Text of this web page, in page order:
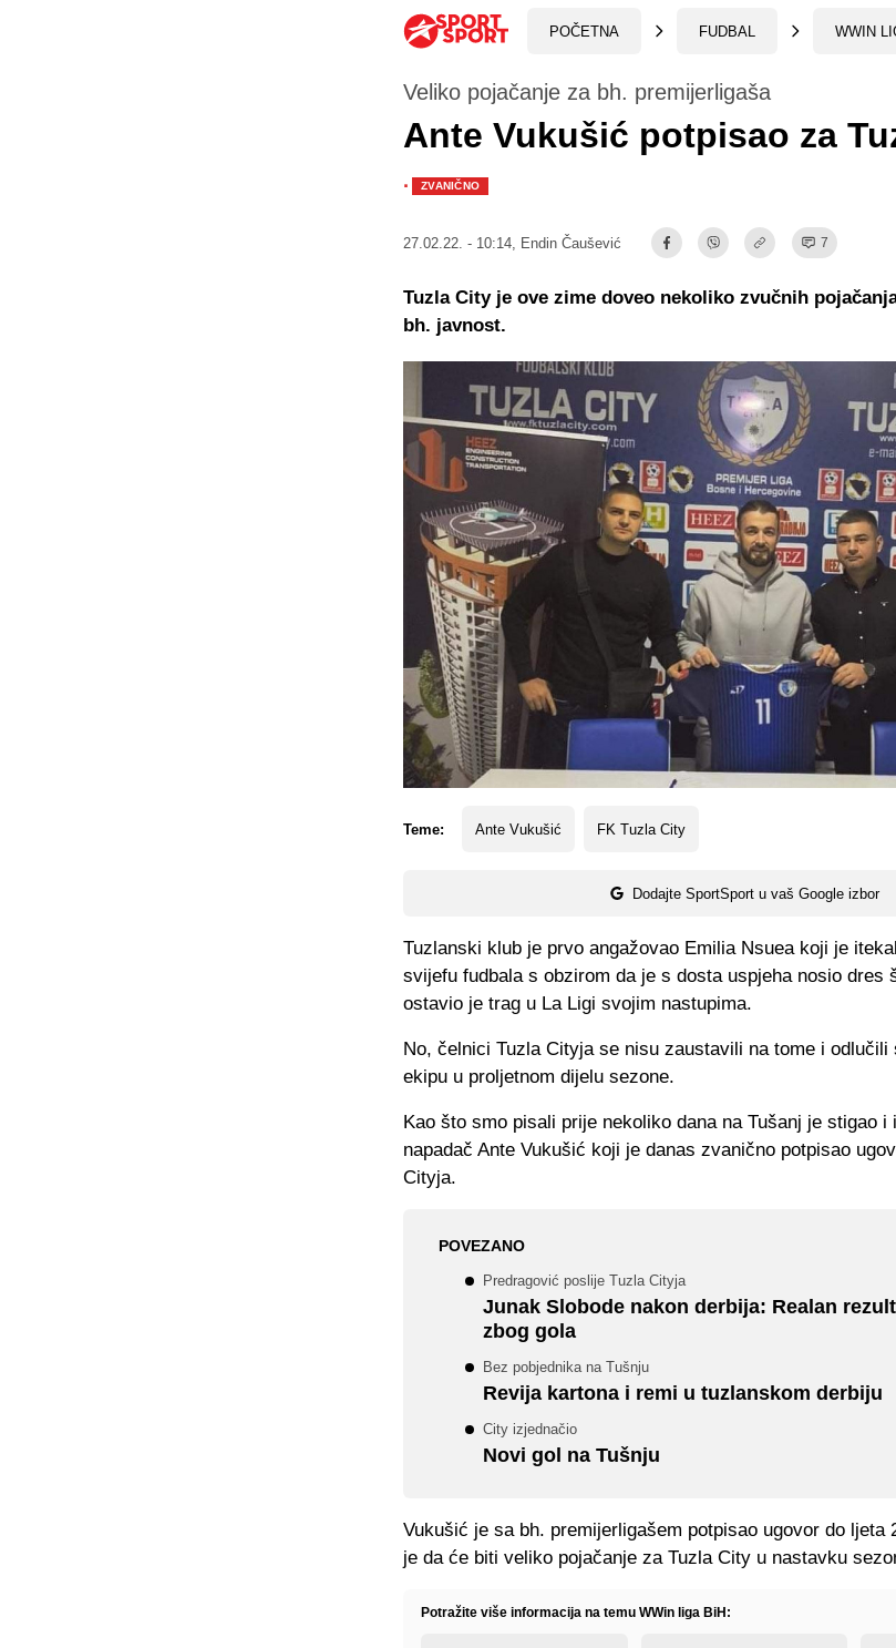
POČETNA FUDBAL WWIN
Veliko pojačanje za bh. premijerligaša
Ante Vukušić potpisao za
· ZVANIČNO
27.02.22. - 10:14, Endin Čaušević 7
Teme: Ante Vukušić FK Tuzla City
Dodajte SportSport u vaš Google izbor
Tuzla City je ove zime doveo nekoliko zvučnih
bh. javnost.
Tuzlanski klub je prvo angažovao Emilia Nsuea koji je
svijefu fudbala s obzirom da je s dosta uspjeha nosio dres
ostavio je trag u La Ligi svojim nastupima.
No, čelnici Tuzla Cityja se nisu zaustavili na tome i odlučili
ekipu u proljetnom dijelu sezone.
Kao što smo pisali prije nekoliko dana na Tušanj je stigao
napadač Ante Vukušić koji je danas zvanično potpisao
Cityja.
POVEZANO
Predragović poslije Tuzla Cityja
Junak Slobode nakon derbija: Realan
zbog gola
Bez pobjednika na Tušnju
Revija kartona i remi u tuzlanskom derbiju
City izjednačio
Novi gol na Tušnju
Vukušić je sa bh. premijerligašem potpisao ugovor do ljeta
je da će biti veliko pojačanje za Tuzla City u nastavku
Potražite više informacija na temu WWin liga BiH: